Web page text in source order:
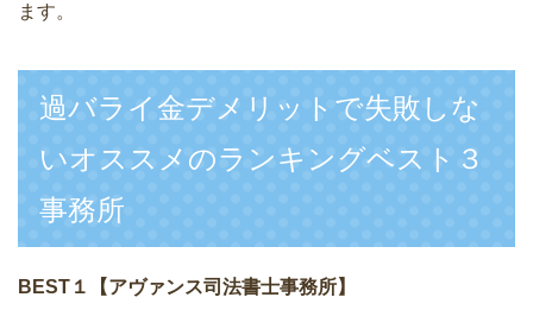
ます。
過バライ金デメリットで失敗しな
いオススメのランキングベスト３
事務所
BEST１【アヴァンス司法書士事務所】